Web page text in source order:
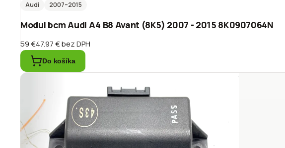
Audi
2007–2015
Modul bcm Audi A4 B8 Avant (8K5) 2007 - 2015 8K0907064N
59 €47.97 €bez DPH
Do košíka